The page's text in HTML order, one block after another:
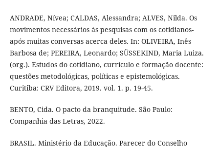
ANDRADE, Nívea; CALDAS, Alessandra; ALVES, Nilda. Os
movimentos necessários às pesquisas com os cotidianos-
após muitas conversas acerca deles. In: OLIVEIRA, Inês
Barbosa de; PEREIRA, Leonardo; SÜSSEKIND, Maria Luiza.
(org.). Estudos do cotidiano, currículo e formação docente:
questões metodológicas, políticas e epistemológicas.
Curitiba: CRV Editora, 2019. vol. 1. p. 19-45.
BENTO, Cida. O pacto da branquitude. São Paulo:
Companhia das Letras, 2022.
BRASIL. Ministério da Educação. Parecer do Conselho